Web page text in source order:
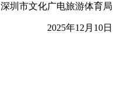
深圳市文化广电旅游体育局
2025年12月10日